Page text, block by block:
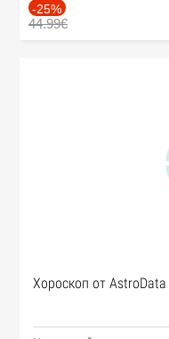
-25%
44.99€
Хороскоп от AstroData